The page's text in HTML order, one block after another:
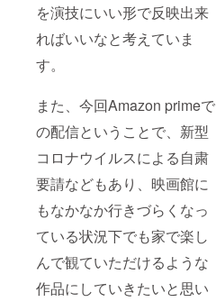
を演技にいい形で反映出来
ればいいなと考えていま
す。
また、今回Amazon primeで
の配信ということで、新型
コロナウイルスによる自粛
要請などもあり、映画館に
もなかなか行きづらくなっ
ている状況下でも家で楽し
んで観ていただけるような
作品にしていきたいと思い